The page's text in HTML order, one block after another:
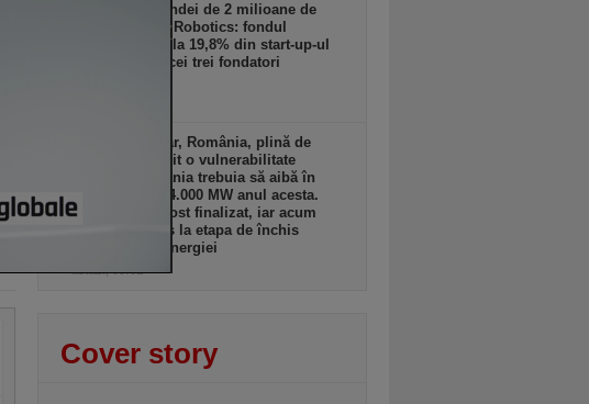
Apar detaliile rundei de 2 milioane de
euro din Adapta Robotics: fondul
Catalyst a ajuns la 19,8% din start-up-ul
de robotică, iar cei trei fondatori
Din hub imaginar, România, plină de
resurse, a devenit o vulnerabilitate
regională: România trebuia să aibă în
centrale pe gaz 4.000 MW anul acesta.
Dar nimic nu a fost finalizat, iar acum
guvernul a ajuns la etapa de închis
fabrici în lipsa energiei
astăzi, 09:01
Cover story